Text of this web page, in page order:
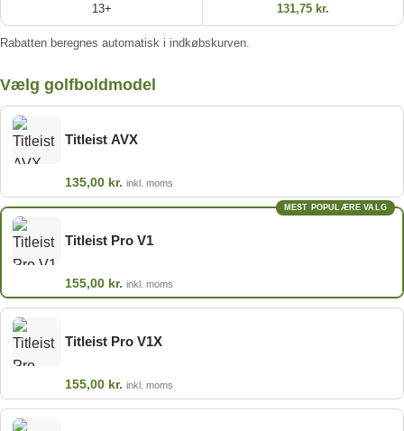
13+ 131,75 kr.
Rabatten beregnes automatisk i indkøbskurven.
Vælg golfboldmodel
Titleist AVX
135,00 kr. inkl. moms
Titleist Pro V1
155,00 kr. inkl. moms
MEST POPULÆRE VALG
Titleist Pro V1X
155,00 kr. inkl. moms